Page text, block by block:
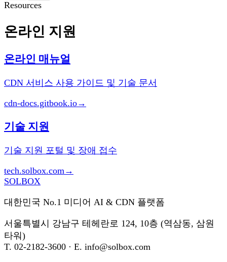
Resources
온라인 지원
온라인 매뉴얼
CDN 서비스 사용 가이드 및 기술 문서
cdn-docs.gitbook.io→
기술 지원
기술 지원 포털 및 장애 접수
tech.solbox.com→
SOLBOX
대한민국 No.1 미디어 AI & CDN 플랫폼
서울특별시 강남구 테헤란로 124, 10층 (역삼동, 삼원
타워)
T. 02-2182-3600 · E. info@solbox.com